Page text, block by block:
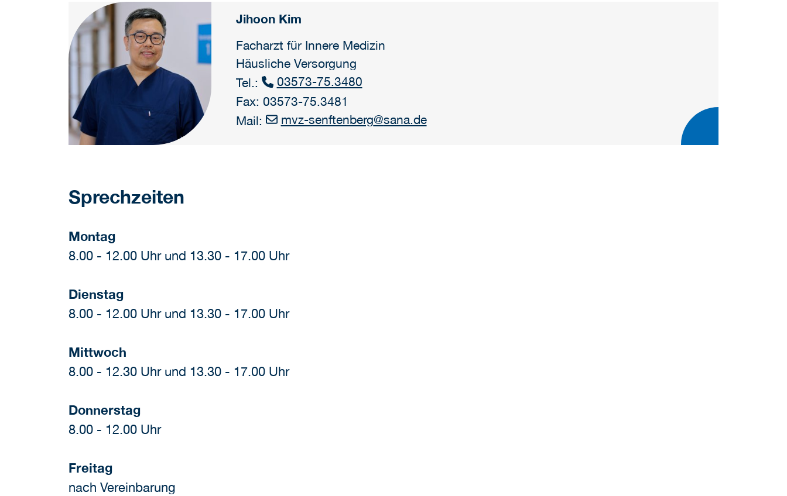
Jihoon Kim
Facharzt für Innere Medizin
Häusliche Versorgung
Tel.:
03573-75.3480
Fax: 03573-75.3481
Mail:
mvz-senftenberg@sana.de
Sprechzeiten
Montag
8.00 - 12.00 Uhr und 13.30 - 17.00 Uhr
Dienstag
8.00 - 12.00 Uhr und 13.30 - 17.00 Uhr
Mittwoch
8.00 - 12.30 Uhr und 13.30 - 17.00 Uhr
Donnerstag
8.00 - 12.00 Uhr
Freitag
nach Vereinbarung